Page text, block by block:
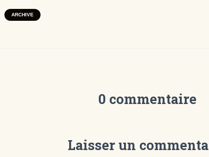
ARCHIVE
0 commentaire
Laisser un